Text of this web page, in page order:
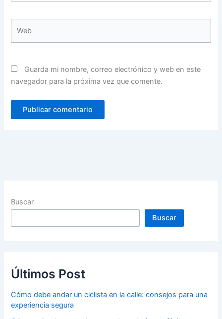
Guarda mi nombre, correo electrónico y web en este
navegador para la próxima vez que comente.
Buscar
Buscar
Últimos Post
Cómo debe andar un ciclista en la calle: consejos para una
experiencia segura